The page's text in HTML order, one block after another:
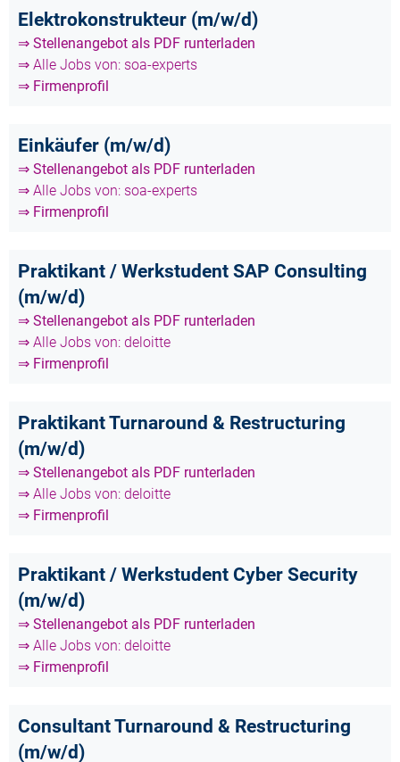
Elektrokonstrukteur (m/w/d)
⇒ Stellenangebot als PDF runterladen
⇒ Alle Jobs von: soa-experts
⇒ Firmenprofil
Einkäufer (m/w/d)
⇒ Stellenangebot als PDF runterladen
⇒ Alle Jobs von: soa-experts
⇒ Firmenprofil
Praktikant / Werkstudent SAP Consulting
(m/w/d)
⇒ Stellenangebot als PDF runterladen
⇒ Alle Jobs von: deloitte
⇒ Firmenprofil
Praktikant Turnaround & Restructuring
(m/w/d)
⇒ Stellenangebot als PDF runterladen
⇒ Alle Jobs von: deloitte
⇒ Firmenprofil
Praktikant / Werkstudent Cyber Security
(m/w/d)
⇒ Stellenangebot als PDF runterladen
⇒ Alle Jobs von: deloitte
⇒ Firmenprofil
Consultant Turnaround & Restructuring
(m/w/d)